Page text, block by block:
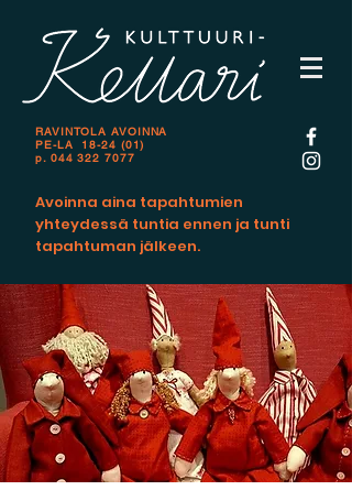
RAVINTOLA AVOINNA
PE-LA 18-24 (01)
p. 044 322 7077
Avoinna aina tapahtumien
yhteydessä tuntia ennen ja tunti
tapahtuman jälkeen.